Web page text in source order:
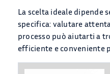
La scelta ideale dipende
specifica: valutare
processo può aiutarti a
efficiente e conveniente